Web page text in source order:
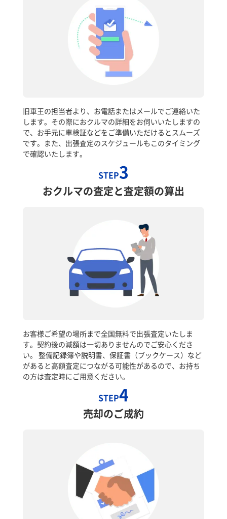
旧車王の担当者より、お電話またはメールでご連絡いた
します。その際におクルマの詳細をお伺いいたしますの
で、お手元に車検証などをご準備いただけるとスムーズ
です。また、出張査定のスケジュールもこのタイミング
で確認いたします。
STEP3
おクルマの査定と査定額の算出
お客様ご希望の場所まで全国無料で出張査定いたしま
す。契約後の減額は一切ありませんのでご安心くださ
い。 整備記録簿や説明書、保証書（ブックケース）など
があると高額査定につながる可能性があるので、お持ち
の方は査定時にご用意ください。
STEP4
売却のご成約